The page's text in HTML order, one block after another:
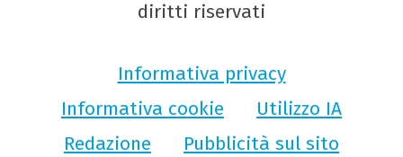
diritti riservati
Informativa privacy
Informativa cookie
Utilizzo IA
Redazione
Pubblicità sul sito